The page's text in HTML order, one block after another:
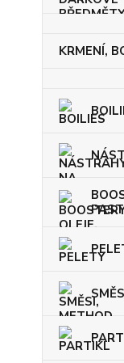
KRMENÍ,